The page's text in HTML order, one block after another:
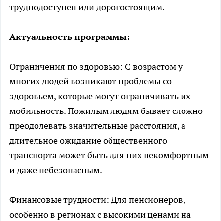
труднодоступен или дорогостоящим.
Актуальность программы:
Ограничения по здоровью: С возрастом у
многих людей возникают проблемы со
здоровьем, которые могут ограничивать их
мобильность. Пожилым людям бывает сложно
преодолевать значительные расстояния, а
длительное ожидание общественного
транспорта может быть для них некомфортным
и даже небезопасным.
Финансовые трудности: Для пенсионеров,
особенно в регионах с высокими ценами на